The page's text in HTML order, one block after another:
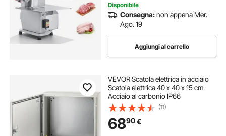
Disponibile
Consegna:non appena Mer.
Ago. 19
Aggiungi al carrello
VEVOR Scatola elettrica in acciaio
Scatola elettrica 40 x 40 x 15 cm
Acciaio al carbonio IP66
(11)
6890€